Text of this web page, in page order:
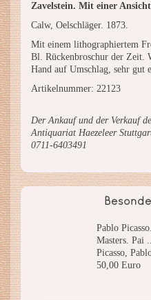
Zavelstein. Mit einer
Calw, Oelschläger. 1873.
Mit einem lithographiertem
Bl. Rückenbroschur der Zeit.
Hand auf Umschlag, sehr gut
Artikelnummer: 22123
Der Ankauf und der Verkauf
Antiquariat Haezeleer
0711-6403491
Pablo
Masters. Pai
Picasso,
50,00 Euro